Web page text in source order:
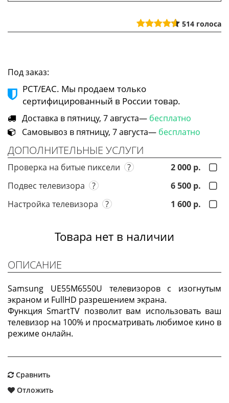
514 голоса
Под заказ:
РСТ/ЕАС. Мы продаем только
сертифицированный в России товар.
Доставка в пятницу, 7 августа— бесплатно
Самовывоз в пятницу, 7 августа— бесплатно
ДОПОЛНИТЕЛЬНЫЕ УСЛУГИ
Проверка на битые пиксели ?
2 000 р.
Подвес телевизора
?
6 500 р.
Настройка телевизора
? 1 600 р.
Товара нет в наличии
ОПИСАНИЕ
Samsung UE55M6550U телевизоров с изогнутым
экраном и FullHD разрешением экрана.
Функция SmartTV позволит вам использовать ваш
телевизор на 100% и просматривать любимое кино в
режиме онлайн.
Сравнить
Отложить